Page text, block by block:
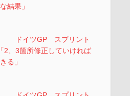
結果」
ドイツGP スプリント
3箇所修正していければ
る」